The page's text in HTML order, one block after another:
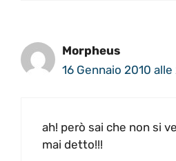
Morpheus
16 Gennaio 2010
ah! però sai che non si
mai detto!!!